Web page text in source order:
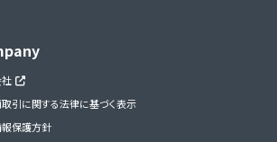
引に関する法律に基づく表示
保護方針